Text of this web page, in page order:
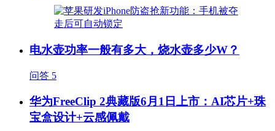
电水壶功率一般有多大，烧水壶多少W？
问答 5
华为FreeClip 2典藏版6月1日上市：AI芯片+珠
宝盒设计+云感佩戴